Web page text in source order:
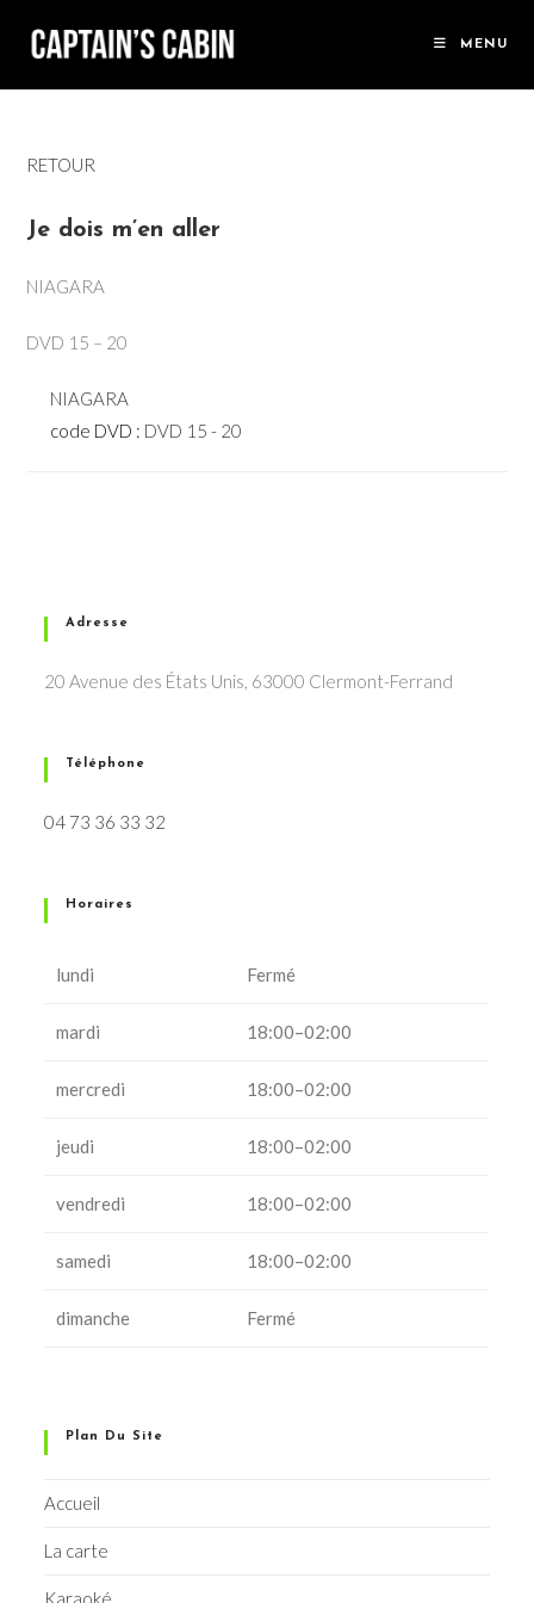
MENU
RETOUR
Je dois m’en aller
NIAGARA
DVD 15 – 20
NIAGARA
code DVD : DVD 15 - 20
Adresse
20 Avenue des États Unis, 63000 Clermont-Ferrand
Téléphone
04 73 36 33 32
Horaires
lundi Fermé
mardi 18:00–02:00
mercredi 18:00–02:00
jeudi 18:00–02:00
vendredi 18:00–02:00
samedi 18:00–02:00
dimanche Fermé
Plan Du Site
Accueil
La carte
Karaoké